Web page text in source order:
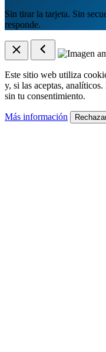
Sin tirar la tarjeta. Sin
responde.
Este sitio web utiliza
y, si las aceptas,
sin tu consentimiento.
Más información